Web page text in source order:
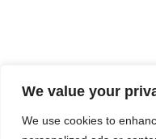
We value your
We use cookies to